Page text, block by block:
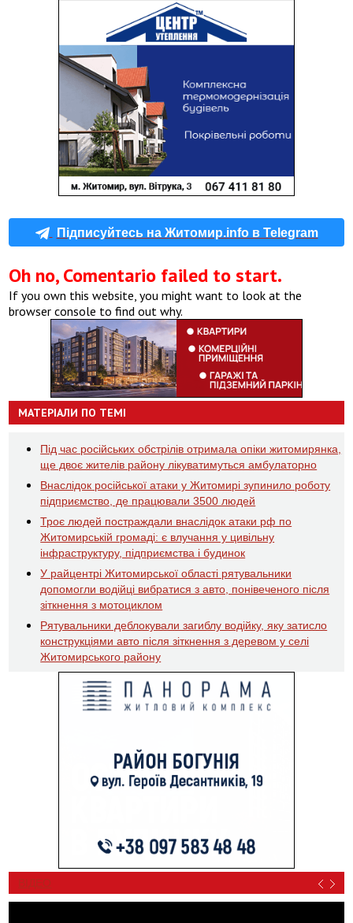
Підписуйтесь на Житомир.info в Telegram
Oh no, Comentario failed to start.
If you own this website, you might want to look at the
browser console to find out why.
МАТЕРІАЛИ ПО ТЕМІ
Під час російських обстрілів отримала опіки житомирянка,
ще двоє жителів району лікуватимуться амбулаторно
Внаслідок російської атаки у Житомирі зупинило роботу
підприємство, де працювали 3500 людей
Троє людей постраждали внаслідок атаки рф по
Житомирській громаді: є влучання у цивільну
інфраструктуру, підприємства і будинок
У райцентрі Житомирської області рятувальники
допомогли водійці вибратися з авто, понівеченого після
зіткнення з мотоциклом
Рятувальники деблокували загиблу водійку, яку затисло
конструкціями авто після зіткнення з деревом у селі
Житомирського району
ВІДЕО